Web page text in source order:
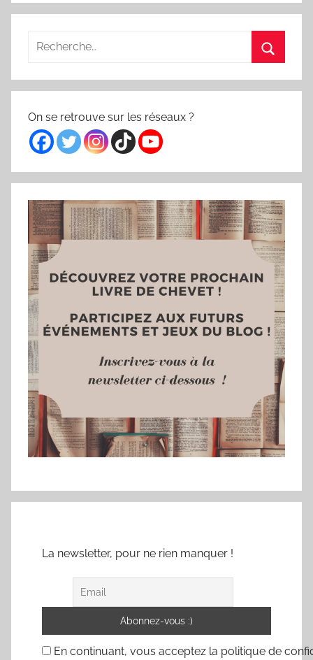
Recherche
:
On se retrouve sur les réseaux ?
La newsletter, pour ne rien manquer !
En continuant, vous acceptez la politique de